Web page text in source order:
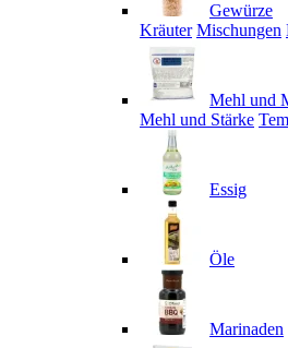
Gewürze
Kräuter Mischungen
Mehl und
Mehl und Stärke
Essig
Öle
Marinaden